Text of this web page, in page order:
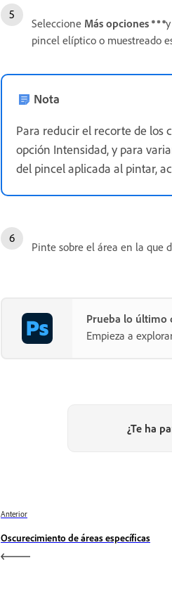
Seleccione Más opciones
pincel elíptico o muestreado
Nota
Para reducir el recorte de los
opción Intensidad, y para
del pincel aplicada al pintar,
Pinte sobre el área en la que
Prueba lo último
Empieza a
¿Te ha
Anterior
Oscurecimiento de áreas específicas